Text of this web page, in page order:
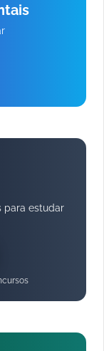
para estudar